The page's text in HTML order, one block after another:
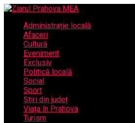
Administrație locală
Afaceri
Cultură
Eveniment
Exclusiv
Politică locală
Social
Sport
Știri din județ
Viața în Prahova
Turism